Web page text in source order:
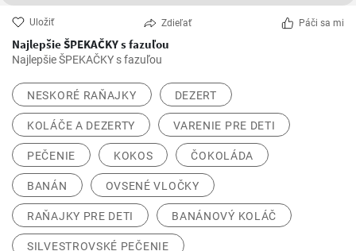
Uložiť Zdieľať Páči sa mi
Najlepšie ŠPEKAČKY s fazuľou
Najlepšie ŠPEKAČKY s fazuľou
NESKORÉ RAŇAJKY DEZERT
KOLÁČE A DEZERTY VARENIE PRE DETI
PEČENIE KOKOS ČOKOLÁDA
BANÁN OVSENÉ VLOČKY
RAŇAJKY PRE DETI BANÁNOVÝ KOLÁČ
SILVESTROVSKÉ PEČENIE